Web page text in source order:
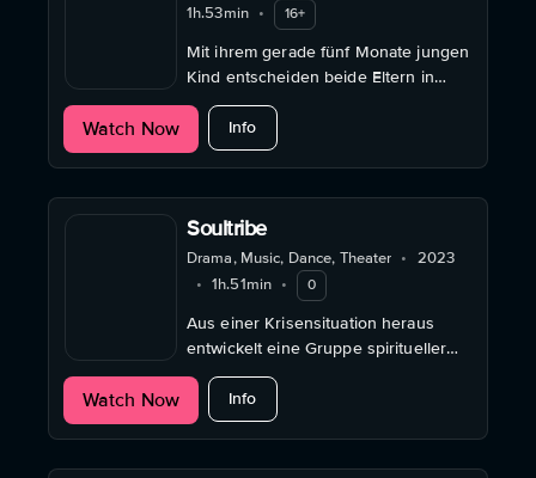
1h.53min • 16+
Mit ihrem gerade fünf Monate jungen
Kind entscheiden beide Eltern in
Deutschland alles zu verkaufen und
ohne einen Plan durch Asien zu
reisen.
Watch Now Infoabout Auf dem Weg - Wenn
Soultribe
Drama, Music, Dance, Theater •
2023
• 1h.51min • 0
Aus einer Krisensituation heraus
entwickelt eine Gruppe spiritueller
Entrepreneurs neue Kraft.
Watch Now Infoabout Soultribe